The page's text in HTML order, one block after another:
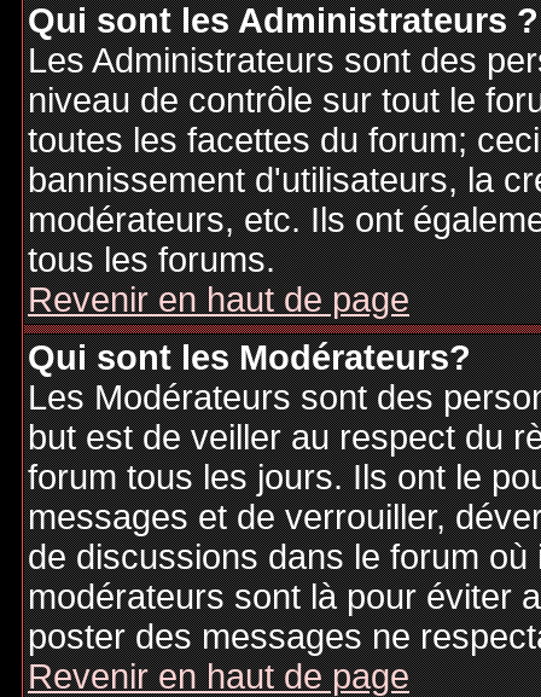
Qui sont les Administrateurs ?
Les Administrateurs sont des
niveau de contrôle sur tout le
toutes les facettes du forum;
bannissement d'utilisateurs, la
modérateurs, etc. Ils ont
tous les forums.
Revenir en haut de page
Qui sont les Modérateurs?
Les Modérateurs sont des
but est de veiller au respect du
forum tous les jours. Ils ont le
messages et de verrouiller,
de discussions dans le forum
modérateurs sont là pour éviter
poster des messages ne
Revenir en haut de page